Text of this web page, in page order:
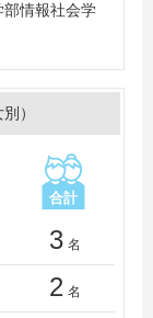
情報社会学
）
3 名
2 名